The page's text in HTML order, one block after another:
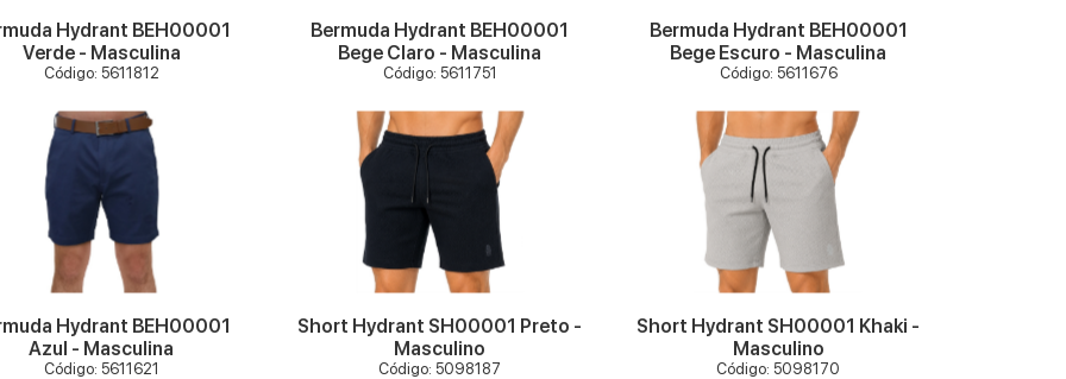
Hydrant BEH00001
Verde - Masculina
Código: 5611812
Bermuda Hydrant BEH00001
Bege Claro - Masculina
Código: 5611751
Bermuda Hydrant BEH00001
Bege Escuro - Masculina
Código: 5611676
VER MAIS
Hydrant BEH00001
Azul - Masculina
Código: 5611621
VER MAIS
Short Hydrant SH00001 Preto -
Masculino
Código: 5098187
VER MAIS
Short Hydrant SH00001 Khaki -
Masculino
Código: 5098170